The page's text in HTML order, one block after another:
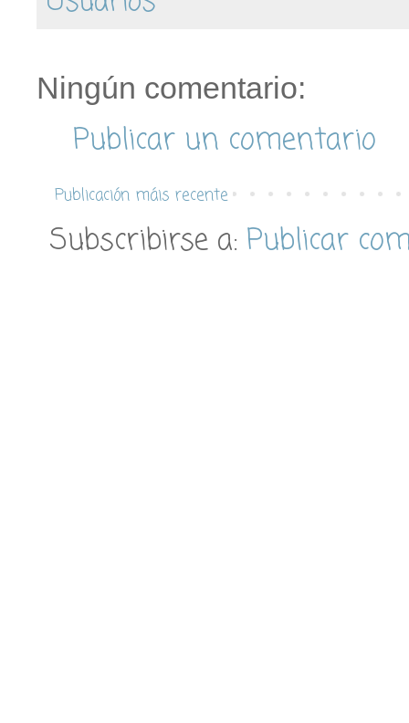
Ningún comentario:
Publicar un comentario
Publicación máis recente
Subscribirse a: Publicar